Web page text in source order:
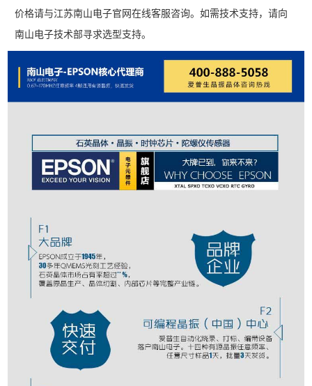
价格请与江苏南山电子官网在线客服咨询。如需技术支持，请向
南山电子技术部寻求选型支持。